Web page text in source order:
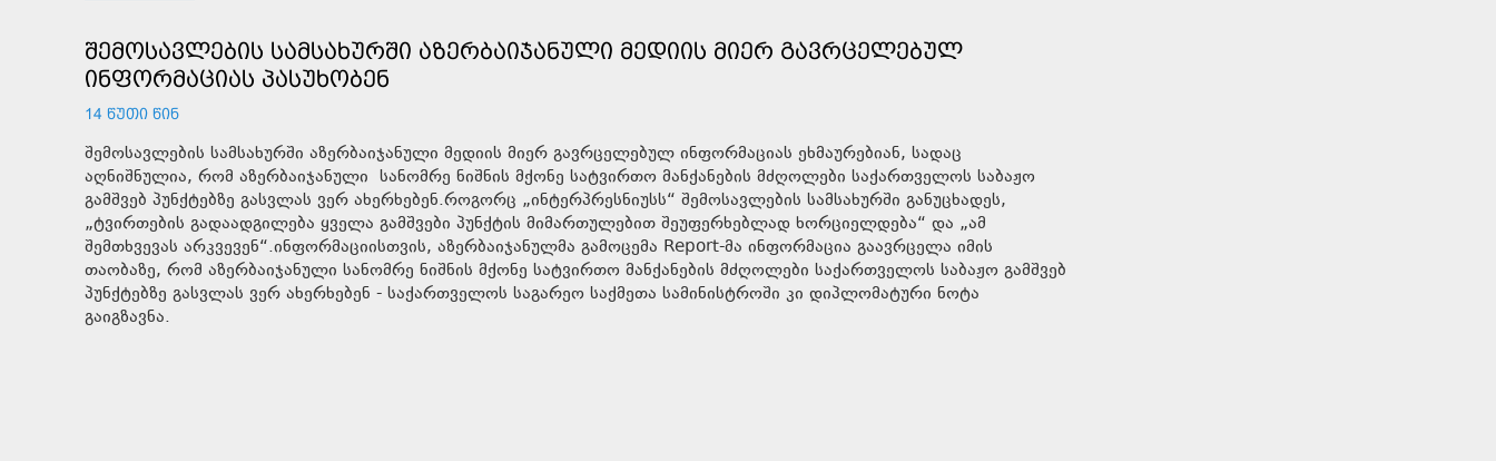
ᲨᲔᲛᲝᲡᲐᲕᲚᲔᲑᲘᲡ ᲡᲐᲛᲡᲐᲮᲣᲠᲨᲘ ᲐᲖᲔᲠᲑᲐᲘᲯᲐᲜᲣᲚᲘ ᲛᲔᲓᲘᲘᲡ ᲛᲘᲔᲠ ᲒᲐᲕᲠᲪᲔᲚᲔᲑᲣᲚ
ᲘᲜᲤᲝᲠᲛᲐᲪᲘᲐᲡ ᲞᲐᲡᲣᲮᲝᲑᲔᲜ
14 ᲬᲣᲗᲘ ᲬᲘᲜ
შემოსავლების სამსახურში აზერბაიჯანული მედიის მიერ გავრცელებულ ინფორმაციას ეხმაურებიან, სადაც
აღნიშნულია, რომ აზერბაიჯანული სანომრე ნიშნის მქონე სატვირთო მანქანების მძღოლები საქართველოს საბაჟო
გამშვებ პუნქტებზე გასვლას ვერ ახერხებენ.როგორც „ინტერპრესნიუსს“ შემოსავლების სამსახურში განუცხადეს,
„ტვირთების გადაადგილება ყველა გამშვები პუნქტის მიმართულებით შეუფერხებლად ხორციელდება“ და „ამ
შემთხვევას არკვევენ“.ინფორმაციისთვის, აზერბაიჯანულმა გამოცემა Report-მა ინფორმაცია გაავრცელა იმის
თაობაზე, რომ აზერბაიჯანული სანომრე ნიშნის მქონე სატვირთო მანქანების მძღოლები საქართველოს საბაჟო გამშვებ
პუნქტებზე გასვლას ვერ ახერხებენ - საქართველოს საგარეო საქმეთა სამინისტროში კი დიპლომატური ნოტა
გაიგზავნა.